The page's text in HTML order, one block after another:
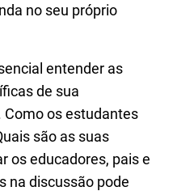
no seu próprio
entender as
de sua
os estudantes
são as suas
os educadores, pais e
na discussão pode